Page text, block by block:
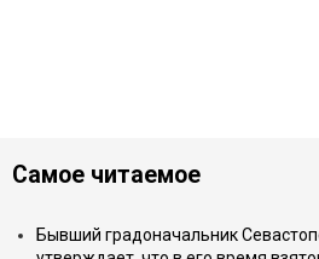
Самое читаемое
Бывший градоначальник